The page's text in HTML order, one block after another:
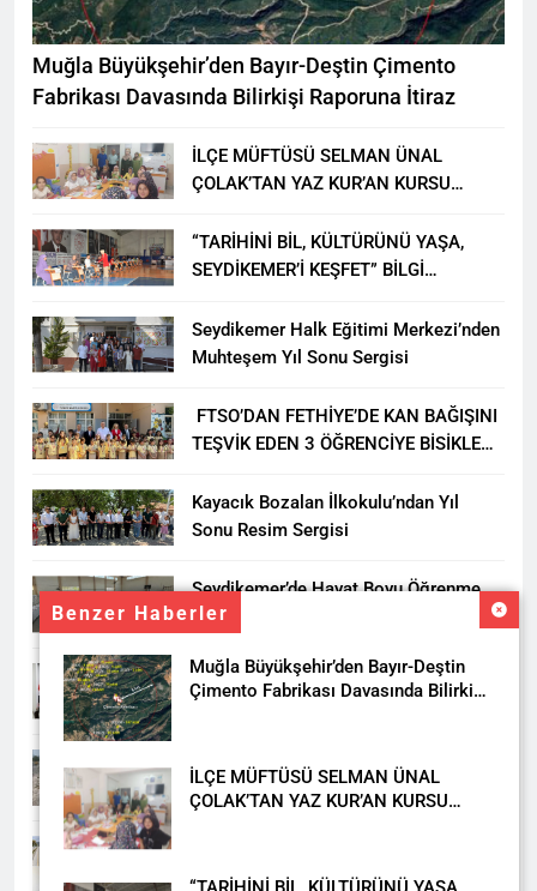
Benzer Haberler
Muğla Büyükşehir’den Bayır-Deştin
Çimento Fabrikası Davasında Bilirkişi
İLÇE MÜFTÜSÜ SELMAN ÜNAL
ÇOLAK’TAN YAZ KUR’AN KURSU
Muğla Büyükşehir’den Bayır-Deştin Çimento
Fabrikası Davasında Bilirkişi Raporuna İtiraz
İLÇE MÜFTÜSÜ SELMAN ÜNAL
ÇOLAK’TAN YAZ KUR’AN KURSU
“TARİHİNİ BİL, KÜLTÜRÜNÜ YAŞA,
SEYDİKEMER’İ KEŞFET” BİLGİ
Seydikemer Halk Eğitimi Merkezi’nden
Muhteşem Yıl Sonu Sergisi
FTSO’DAN FETHİYE’DE KAN BAĞIŞINI
TEŞVİK EDEN 3 ÖĞRENCİYE BİSİKLET
Kayacık Bozalan İlkokulu’ndan Yıl
Sonu Resim Sergisi
Seydikemer’de Hayat Boyu Öğrenme
Haftası Kadıköy Sergisiyle Başladı
DALAMAN KENT PARK PROJESİ İÇİN
BAŞKAN DURMUŞ’A YETKİ VERİLDİ
Seydikemer’de Akçay Deresi Tepkisi
Büyüyor: “Yetkililer Vatandaşın Sesini
Duysun”
Tutuklama